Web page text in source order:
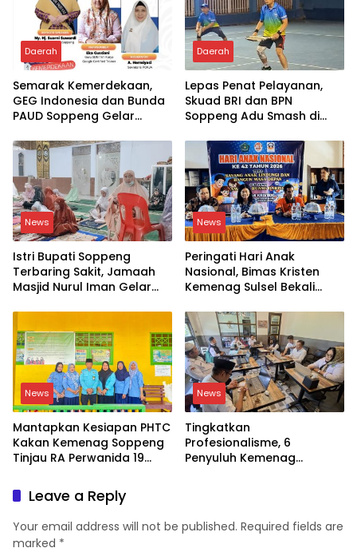
Daerah
Semarak Kemerdekaan,
GEG Indonesia dan Bunda
PAUD Soppeng Gelar
Daerah
Lepas Penat Pelayanan,
Skuad BRI dan BPN
Soppeng Adu Smash di
News
Istri Bupati Soppeng
Terbaring Sakit, Jamaah
Masjid Nurul Iman Gelar
News
Peringati Hari Anak
Nasional, Bimas Kristen
Kemenag Sulsel Bekali
News
Mantapkan Kesiapan PHTC
Kakan Kemenag Soppeng
Tinjau RA Perwanida 19
News
Tingkatkan
Profesionalisme, 6
Penyuluh Kemenag
Leave a Reply
Your email address will not be published. Required fields are
marked *